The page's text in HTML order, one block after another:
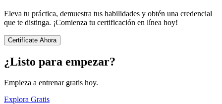
Eleva tu práctica, demuestra tus habilidades y obtén una credencial
que te distinga. ¡Comienza tu certificación en línea hoy!
Certifícate Ahora
¿Listo para empezar?
Empieza a entrenar gratis hoy.
Explora Gratis